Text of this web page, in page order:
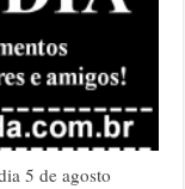
5 de agosto